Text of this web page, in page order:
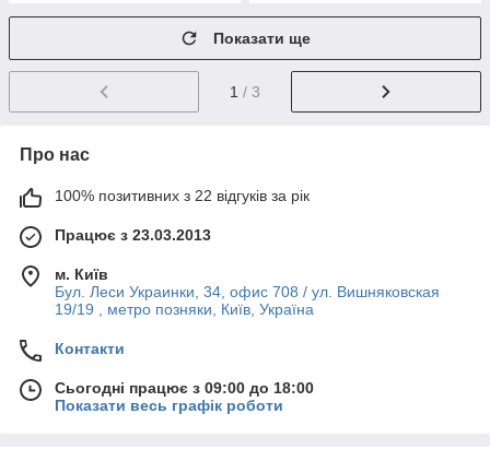
Показати ще
1 / 3
Про нас
100% позитивних з 22 відгуків за рік
Працює з 23.03.2013
м. Київ
Бул. Леси Украинки, 34, офис 708 / ул. Вишняковская
19/19 , метро позняки, Київ, Україна
Контакти
Сьогодні працює з 09:00 до 18:00
Показати весь графік роботи